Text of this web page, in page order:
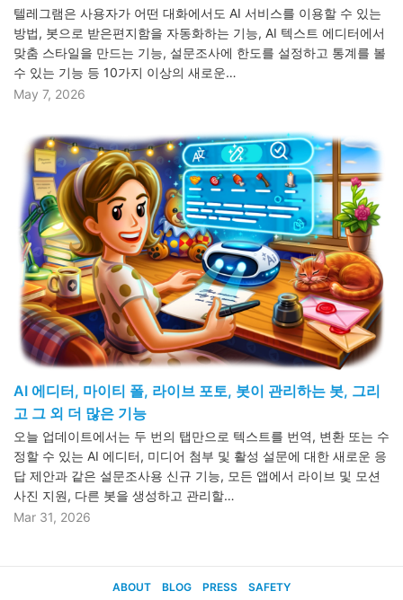
텔레그램은 사용자가 어떤 대화에서도 AI 서비스를 이용할 수 있는
방법, 봇으로 받은편지함을 자동화하는 기능, AI 텍스트 에디터에서
맞춤 스타일을 만드는 기능, 설문조사에 한도를 설정하고 통계를 볼
수 있는 기능 등 10가지 이상의 새로운…
May 7, 2026
AI 에디터, 마이티 폴, 라이브 포토, 봇이 관리하는 봇, 그리
고 그 외 더 많은 기능
오늘 업데이트에서는 두 번의 탭만으로 텍스트를 번역, 변환 또는 수
정할 수 있는 AI 에디터, 미디어 첨부 및 활성 설문에 대한 새로운 응
답 제안과 같은 설문조사용 신규 기능, 모든 앱에서 라이브 및 모션
사진 지원, 다른 봇을 생성하고 관리할…
Mar 31, 2026
ABOUT BLOG PRESS SAFETY